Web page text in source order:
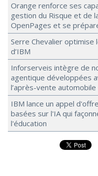
Orange renforce ses
gestion du Risque et de
OpenPages et se
Serre Chevalier optimise
d’IBM
Inforserveis intègre de
agentique développées
l’après-vente automobile
IBM lance un appel
basées sur l'IA qui
l'éducation